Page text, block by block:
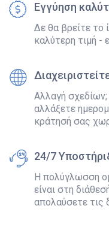
Εγγύηση
Δε θα βρείτε το
καλύτερη τιμή -
Αλλαγή
αλλάξετε
κράτησή σας
24/7
Η πολύγλωσση
είναι στη
απολαύσετε τις